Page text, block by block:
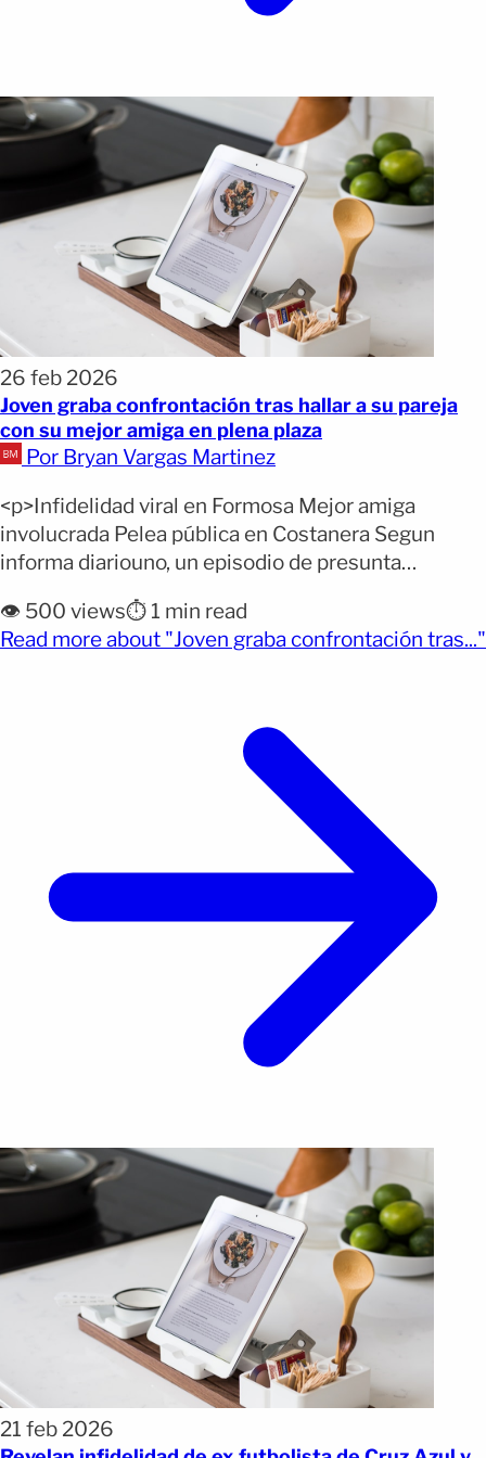
26 feb 2026
Joven graba confrontación tras hallar a su pareja
con su mejor amiga en plena plaza
Por Bryan Vargas Martinez
<p>Infidelidad viral en Formosa Mejor amiga
involucrada Pelea pública en Costanera Segun
informa diariouno, un episodio de presunta
Argentina, se convirtió en uno de los contenidos
más compartidos en redes sociales durante las
👁️ 500 views⏱️ 1 min read
Read more about "Joven graba confrontación tras..."
21 feb 2026